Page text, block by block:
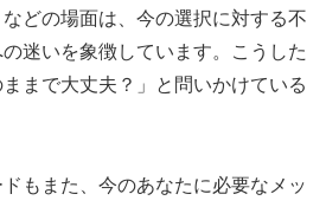
どの場面は、今の選択に対する不
迷いを象徴しています。こうした
まで大丈夫？」と問いかけている
もまた、今のあなたに必要なメッ